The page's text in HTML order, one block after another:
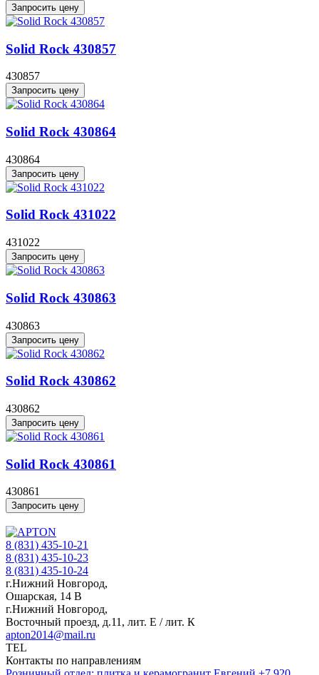
Запросить цену
Solid Rock 430857
430857
Запросить цену
Solid Rock 430864
430864
Запросить цену
Solid Rock 431022
431022
Запросить цену
Solid Rock 430863
430863
Запросить цену
Solid Rock 430862
430862
Запросить цену
Solid Rock 430861
430861
Запросить цену
8 (831) 435-10-21
8 (831) 435-10-23
8 (831) 435-10-24
г.Нижний Новгород,
Ошарская, 14 В
г.Нижний Новгород,
Восточный проезд, д.11, лит. Е / лит. К
apton2014@mail.ru
TEL
Контакты по направлениям